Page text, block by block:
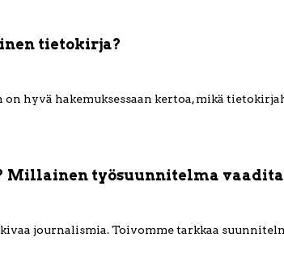
tietokirja?
hyvä hakemuksessaan kertoa, mikä
Millainen työsuunnitelma
journalismia. Toivomme tarkkaa